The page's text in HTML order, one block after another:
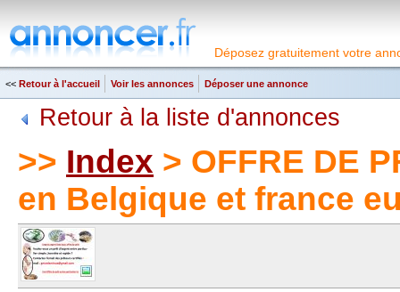
Déposez gratuitement votre
<< Retour à l'accueil Voir les annonces Déposer une annonce
Retour à la liste d'annonces
>> Index > OFFRE DE
en Belgique et france